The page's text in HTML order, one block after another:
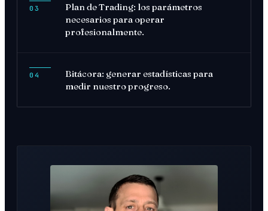
03
Plan de Trading: los parámetros
necesarios para operar
profesionalmente.
04
Bitácora: generar estadísticas para
medir nuestro progreso.